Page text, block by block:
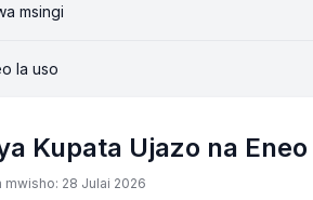
msingi
la uso
Kupata Ujazo na
mwisho: 28 Julai 2026